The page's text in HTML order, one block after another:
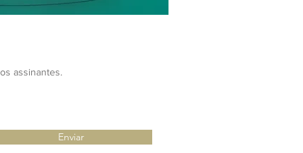
assinantes.
Enviar